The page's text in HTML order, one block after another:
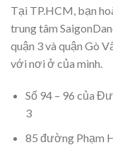
Tại TP.HCM, bạn
trung tâm
quận 3 và quận Gò
với nơi ở của mình.
Số 94 – 96 của
3
85 đường Phạm